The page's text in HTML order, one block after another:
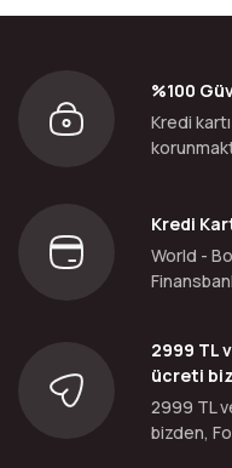
%100
Kredi
Kredi
World -
2999 TL
ücreti
2999 TL
bizden,